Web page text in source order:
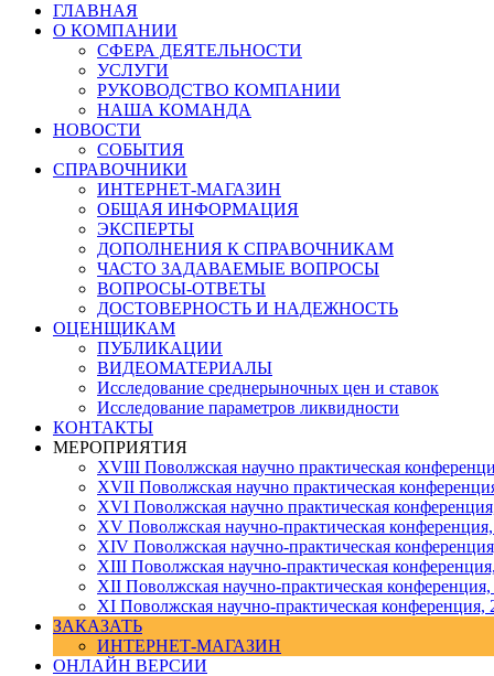
ГЛАВНАЯ
О КОМПАНИИ
СФЕРА ДЕЯТЕЛЬНОСТИ
УСЛУГИ
РУКОВОДСТВО КОМПАНИИ
НАША КОМАНДА
НОВОСТИ
СОБЫТИЯ
СПРАВОЧНИКИ
ИНТЕРНЕТ-МАГАЗИН
ОБЩАЯ ИНФОРМАЦИЯ
ЭКСПЕРТЫ
ДОПОЛНЕНИЯ К СПРАВОЧНИКАМ
ЧАСТО ЗАДАВАЕМЫЕ ВОПРОСЫ
ВОПРОСЫ-ОТВЕТЫ
ДОСТОВЕРНОСТЬ И НАДЕЖНОСТЬ
ОЦЕНЩИКАМ
ПУБЛИКАЦИИ
ВИДЕОМАТЕРИАЛЫ
Исследование среднерыночных цен и ставок
Исследование параметров ликвидности
КОНТАКТЫ
МЕРОПРИЯТИЯ
XVIII Поволжская научно практическая
XVII Поволжская научно практическая
XVI Поволжская научно практическая
ХV Поволжская научно-практическая
ХIV Поволжская научно-практическая
ХIII Поволжская научно-практическая
ХII Поволжская научно-практическая конференция,
XI Поволжская научно-практическая конференция,
ЗАКАЗАТЬ
ИНТЕРНЕТ-МАГАЗИН
ОНЛАЙН ВЕРСИИ